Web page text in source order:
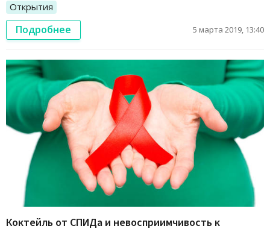
Открытия
Подробнее 5 марта 2019, 13:40
Коктейль от СПИДа и невосприимчивость к